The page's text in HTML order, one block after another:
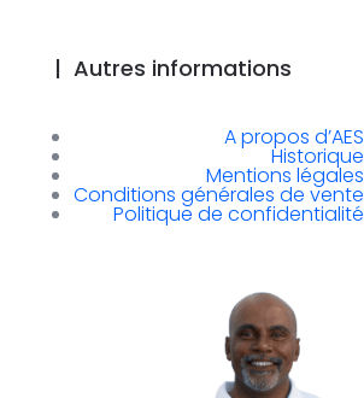
| Autres informations
A propos d’AES
Historique
Mentions légales
Conditions générales de vente
Politique de confidentialité